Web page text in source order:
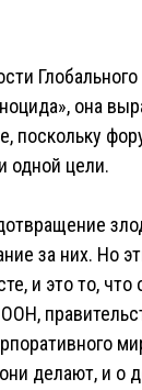
она
поскольку
одной цели.
за них. Но
и это то,
делают, и о